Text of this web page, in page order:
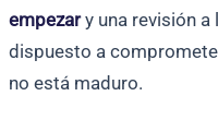
empezary una revisión a
dispuesto a
no está maduro.